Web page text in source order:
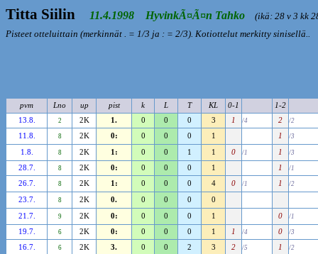
Titta Siilin 11.4.1998 HyvinkÃ¤Ã¤n Tahko
(ikä: 28 v 3 kk
Pisteet otteluittain (merkinnät . = 1/3 ja : = 2/3). Kotiottelut merkitty sinisellä..
pvm Lno up pist k L T KL 0-1
1-2
13.8.
2 2K 1. 0 0 0 3 1 /4 2 /2
11.8. 8 2K 0: 0 0 0 1 1 /3
1.8. 8 2K 1: 0 0 1 1 0 /1 1 /3
28.7. 8 2K 0: 0 0 0 1 1 /1
26.7. 8 2K 1: 0 0 0 4 0 /1 1 /2
23.7. 8 2K 0. 0 0 0 0
21.7. 9 2K 0: 0 0 0 1 0 /1
19.7. 6 2K 0: 0 0 0 1 1 /4 0 /3
16.7. 6 2K 3. 0 0 2 3 2 /5 1 /2